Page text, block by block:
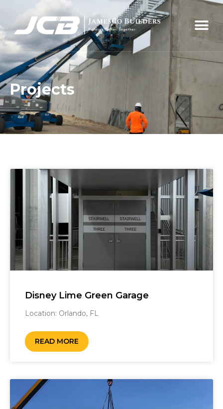
Projects
Disney Lime Green Garage
Location: Orlando, FL ‎
READ MORE